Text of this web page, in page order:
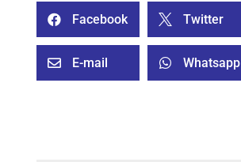
 Facebook  Twitter
 E-mail  Whatsapp